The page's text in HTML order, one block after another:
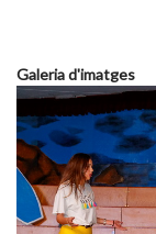
Galeria d'imatges